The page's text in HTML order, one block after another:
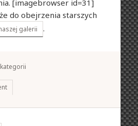
[imagebrowser id=31]
do obejrzenia starszych
galerii .